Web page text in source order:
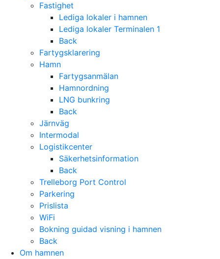
Fastighet
Lediga lokaler i hamnen
Lediga lokaler Terminalen 1
Back
Fartygsklarering
Hamn
Fartygsanmälan
Hamnordning
LNG bunkring
Back
Järnväg
Intermodal
Logistikcenter
Säkerhetsinformation
Back
Trelleborg Port Control
Parkering
Prislista
WiFi
Bokning guidad visning i hamnen
Back
Om hamnen